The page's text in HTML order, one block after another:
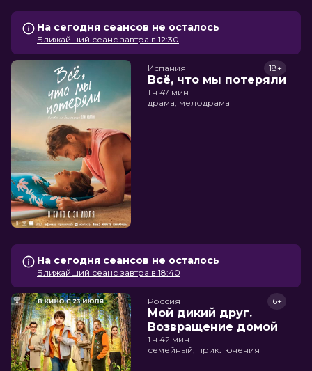
На сегодня сеансов не осталось
Ближайший сеанс завтра в 12:30
Испания
Всё, что мы потеряли
18+
1 ч 47 мин
драма, мелодрама
На сегодня сеансов не осталось
Ближайший сеанс завтра в 18:40
Россия
Мой дикий друг.
Возвращение домой
6+
1 ч 42 мин
семейный, приключения